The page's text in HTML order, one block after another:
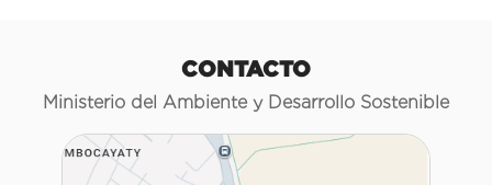
CONTACTO
Ministerio del Ambiente y Desarrollo Sostenible